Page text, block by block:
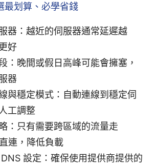
最划算、必學省錢
器：越近的伺服器通常延遲越
好
：晚間或假日高峰可能會擁塞，
器
與穩定模式：自動連線到穩定伺
工調整
：只有需要跨區域的流量走
連，降低負載
設定：確保使用提供商提供的